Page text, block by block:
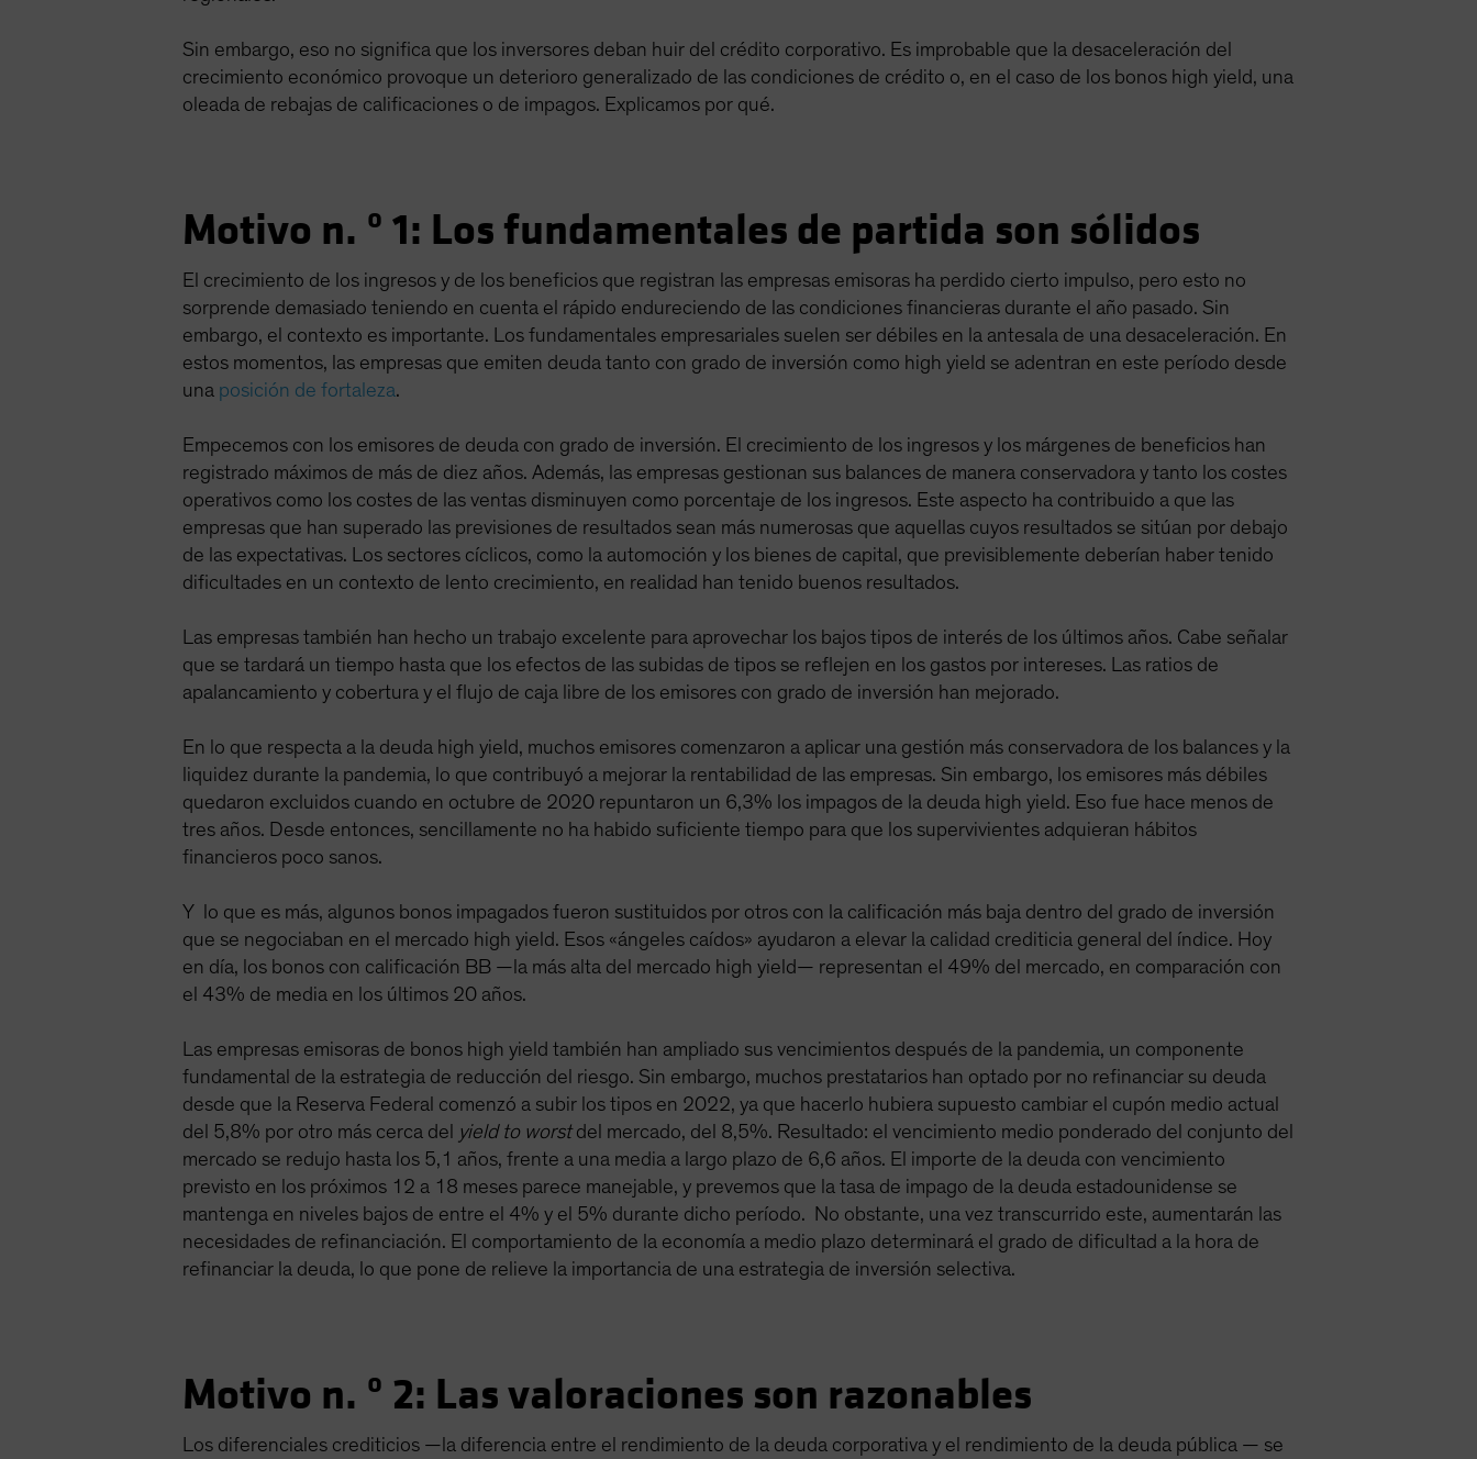
Sin embargo, eso no significa que los inversores deban huir del crédito corporativo. Es improbable que la desaceleración del
crecimiento económico provoque un deterioro generalizado de las condiciones de crédito o, en el caso de los bonos high yield, una
oleada de rebajas de calificaciones o de impagos. Explicamos por qué.
Motivo n. º 1: Los fundamentales de partida son sólidos
El crecimiento de los ingresos y de los beneficios que registran las empresas emisoras ha perdido cierto impulso, pero esto no
sorprende demasiado teniendo en cuenta el rápido endureciendo de las condiciones financieras durante el año pasado. Sin
embargo, el contexto es importante. Los fundamentales empresariales suelen ser débiles en la antesala de una desaceleración. En
estos momentos, las empresas que emiten deuda tanto con grado de inversión como high yield se adentran en este período desde
una posición de fortaleza.
Empecemos con los emisores de deuda con grado de inversión. El crecimiento de los ingresos y los márgenes de beneficios han
registrado máximos de más de diez años. Además, las empresas gestionan sus balances de manera conservadora y tanto los costes
operativos como los costes de las ventas disminuyen como porcentaje de los ingresos. Este aspecto ha contribuido a que las
empresas que han superado las previsiones de resultados sean más numerosas que aquellas cuyos resultados se sitúan por debajo
de las expectativas. Los sectores cíclicos, como la automoción y los bienes de capital, que previsiblemente deberían haber tenido
dificultades en un contexto de lento crecimiento, en realidad han tenido buenos resultados.
Las empresas también han hecho un trabajo excelente para aprovechar los bajos tipos de interés de los últimos años. Cabe señalar
que se tardará un tiempo hasta que los efectos de las subidas de tipos se reflejen en los gastos por intereses. Las ratios de
apalancamiento y cobertura y el flujo de caja libre de los emisores con grado de inversión han mejorado.
En lo que respecta a la deuda high yield, muchos emisores comenzaron a aplicar una gestión más conservadora de los balances y la
liquidez durante la pandemia, lo que contribuyó a mejorar la rentabilidad de las empresas. Sin embargo, los emisores más débiles
quedaron excluidos cuando en octubre de 2020 repuntaron un 6,3% los impagos de la deuda high yield. Eso fue hace menos de
tres años. Desde entonces, sencillamente no ha habido suficiente tiempo para que los supervivientes adquieran hábitos
financieros poco sanos.
Y lo que es más, algunos bonos impagados fueron sustituidos por otros con la calificación más baja dentro del grado de inversión
que se negociaban en el mercado high yield. Esos «ángeles caídos» ayudaron a elevar la calidad crediticia general del índice. Hoy
en día, los bonos con calificación BB —la más alta del mercado high yield— representan el 49% del mercado, en comparación con
el 43% de media en los últimos 20 años.
Las empresas emisoras de bonos high yield también han ampliado sus vencimientos después de la pandemia, un componente
fundamental de la estrategia de reducción del riesgo. Sin embargo, muchos prestatarios han optado por no refinanciar su deuda
desde que la Reserva Federal comenzó a subir los tipos en 2022, ya que hacerlo hubiera supuesto cambiar el cupón medio actual
del 5,8% por otro más cerca del yield to worstdel mercado, del 8,5%. Resultado: el vencimiento medio ponderado del conjunto del
mercado se redujo hasta los 5,1 años, frente a una media a largo plazo de 6,6 años. El importe de la deuda con vencimiento
previsto en los próximos 12 a 18 meses parece manejable, y prevemos que la tasa de impago de la deuda estadounidense se
mantenga en niveles bajos de entre el 4% y el 5% durante dicho período. No obstante, una vez transcurrido este, aumentarán las
necesidades de refinanciación. El comportamiento de la economía a medio plazo determinará el grado de dificultad a la hora de
refinanciar la deuda, lo que pone de relieve la importancia de una estrategia de inversión selectiva.
Motivo n. º 2: Las valoraciones son razonables
Los diferenciales crediticios —la diferencia entre el rendimiento de la deuda corporativa y el rendimiento de la deuda pública — se